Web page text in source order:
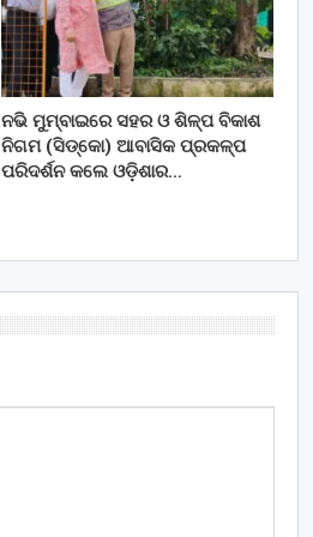
ନଭି ମୁମ୍ବାଇରେ ସହର ଓ ଶିଳ୍ପ ବିକାଶ
ନିଗମ (ସିଡ୍‌କୋ) ଆବାସିକ ପ୍ରକଳ୍ପ
ପରିଦର୍ଶନ କଲେ ଓଡ଼ିଶାର…